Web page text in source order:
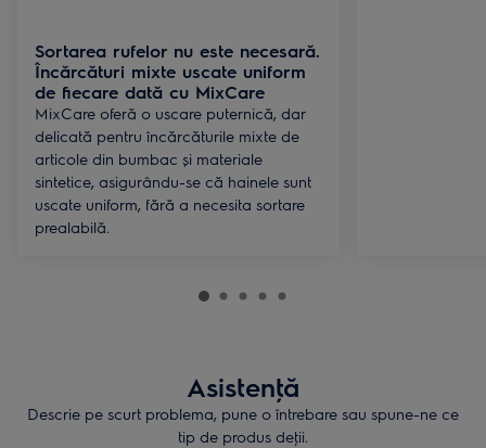
Sortarea rufelor nu este necesară.
Încărcături mixte uscate uniform
de fiecare dată cu MixCare
MixCare oferă o uscare puternică, dar
delicată pentru încărcăturile mixte de
articole din bumbac și materiale
sintetice, asigurându-se că hainele sunt
uscate uniform, fără a necesita sortare
prealabilă.
Asistenţă
Descrie pe scurt problema, pune o întrebare sau spune-ne ce
tip de produs deţii.